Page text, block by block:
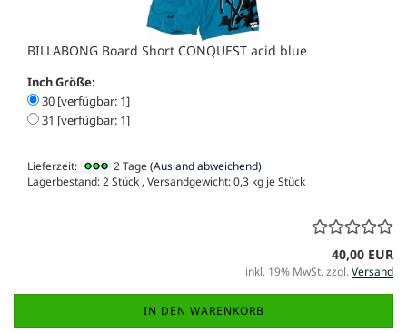
BILLABONG Board Short CONQUEST acid blue
Inch Größe:
30 [verfügbar: 1]
31 [verfügbar: 1]
Lieferzeit: 2 Tage(Ausland abweichend)
Lagerbestand: 2 Stück , Versandgewicht:0,3 kg je Stück
40,00 EUR
inkl. 19% MwSt. zzgl.Versand
IN DEN WARENKORB